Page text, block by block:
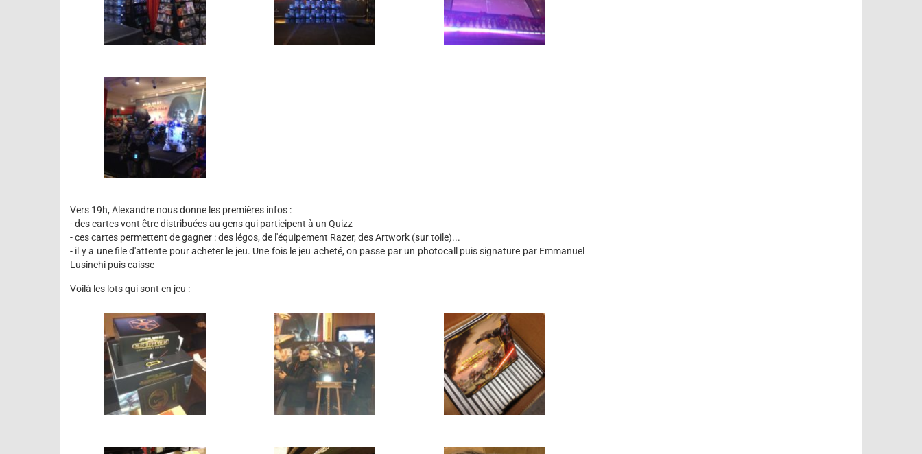
Vers 19h, Alexandre nous donne les premières infos :
- des cartes vont être distribuées au gens qui participent à un Quizz
- ces cartes permettent de gagner : des légos, de l'équipement Razer, des Artwork (sur toile)...
- il y a une file d'attente pour acheter le jeu. Une fois le jeu acheté, on passe par un photocall puis signature par Emmanuel
Lusinchi puis caisse
Voilà les lots qui sont en jeu :